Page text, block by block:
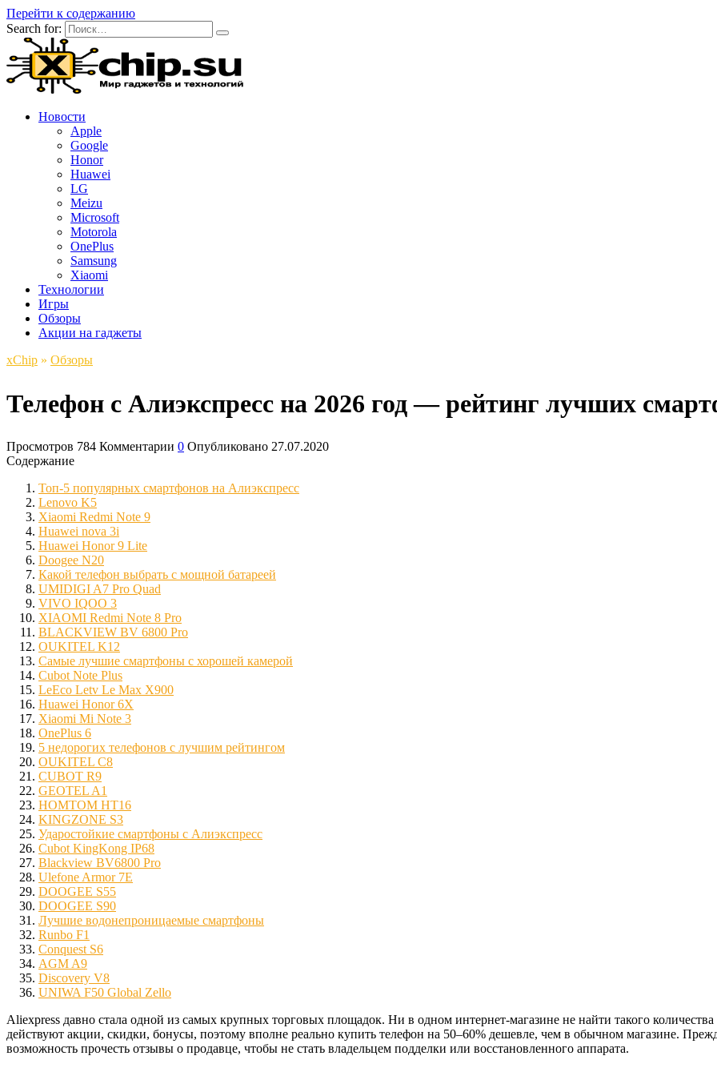
Перейти к содержанию
Search for:
Новости
Apple
Google
Honor
Huawei
LG
Meizu
Microsoft
Motorola
OnePlus
Samsung
Xiaomi
Технологии
Игры
Обзоры
Акции на гаджеты
xСhip » Обзоры
Телефон с Алиэкспресс на 2026 год — рейтинг лучших
Просмотров 784 Комментарии 0 Опубликовано 27.07.2020
Содержание
Топ-5 популярных смартфонов на Алиэкспресс
Lenovo K5
Xiaomi Redmi Note 9
Huawei nova 3i
Huawei Honor 9 Lite
Doogee N20
Какой телефон выбрать с мощной батареей
UMIDIGI A7 Pro Quad
VIVO IQOO 3
XIAOMI Redmi Note 8 Pro
BLACKVIEW BV 6800 Pro
OUKITEL K12
Самые лучшие смартфоны с хорошей камерой
Cubot Note Plus
LeEco Letv Le Max X900
Huawei Honor 6X
Xiaomi Mi Note 3
OnePlus 6
5 недорогих телефонов с лучшим рейтингом
OUKITEL C8
CUBOT R9
GEOTEL A1
HOMTOM HT16
KINGZONE S3
Ударостойкие смартфоны с Алиэкспресс
Cubot KingKong IP68
Blackview BV6800 Pro
Ulefone Armor 7E
DOOGEE S55
DOOGEE S90
Лучшие водонепроницаемые смартфоны
Runbo F1
Conquest S6
AGM A9
Discovery V8
UNIWA F50 Global Zello
Aliexpress давно стала одной из самых крупных торговых площадок. Ни в одном интернет-магазине не найти такого
действуют акции, скидки, бонусы, поэтому вполне реально купить телефон на 50–60% дешевле, чем в обычном магазине.
возможность прочесть отзывы о продавце, чтобы не стать владельцем подделки или восстановленного аппарата.